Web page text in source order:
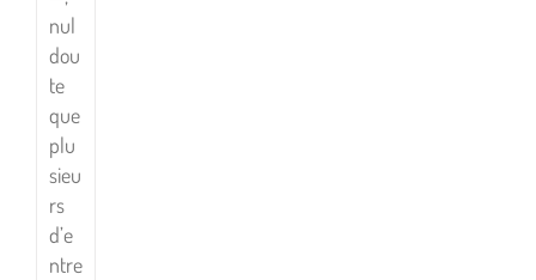
nul
dou
te
que
plu
sieu
rs
d’e
ntre